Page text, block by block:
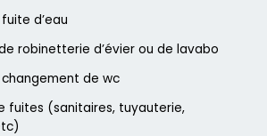
d’eau
robinetterie d’évier ou de lavabo
de wc
fuites (sanitaires, tuyauterie,